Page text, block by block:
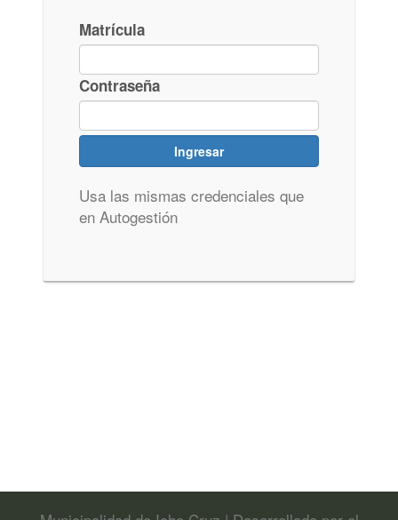
Matrícula
Contraseña
Usa las mismas credenciales que
en Autogestión